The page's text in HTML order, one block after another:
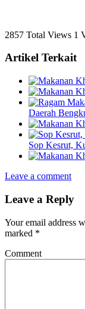
2857 Total Views 1
Artikel Terkait
Daerah
Sop Kesrut,
Leave a comment
Leave a Reply
Your email address
marked *
Comment